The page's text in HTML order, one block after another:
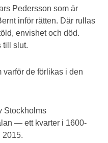
Pedersson som är
inför rätten. Där rullas
envishet och död.
till slut.
varför de förlikas i den
Stockholms
— ett kvarter i 1600-
2015.